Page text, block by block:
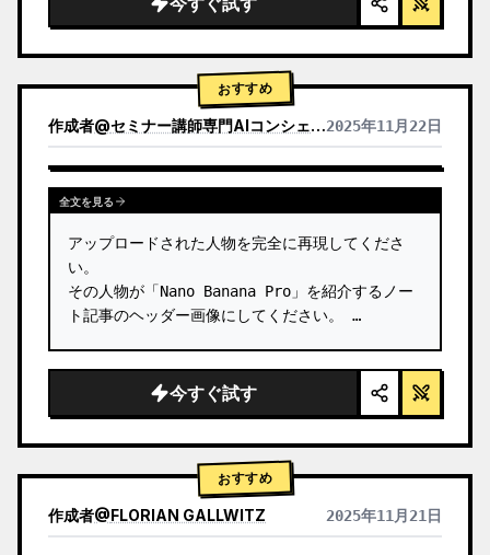
示）で構成されます。 …
おすすめ
作成者@セミナー講師専門AIコンシェルジュ｜工藤 晶 2025年11月22日
他のモデルの結果を表示
全文を見る
アップロードされた人物を完全に再現してくださ
い。
その人物が「Nano Banana Pro」を紹介するノー
ト記事のヘッダー画像にしてください。 …
今すぐ試す
おすすめ
作成者@FLORIAN GALLWITZ 2025年11月21日